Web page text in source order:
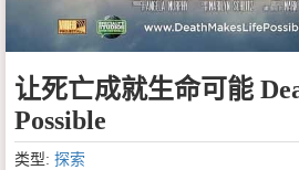
让死亡成就生命可能
Possible
类型: 探索